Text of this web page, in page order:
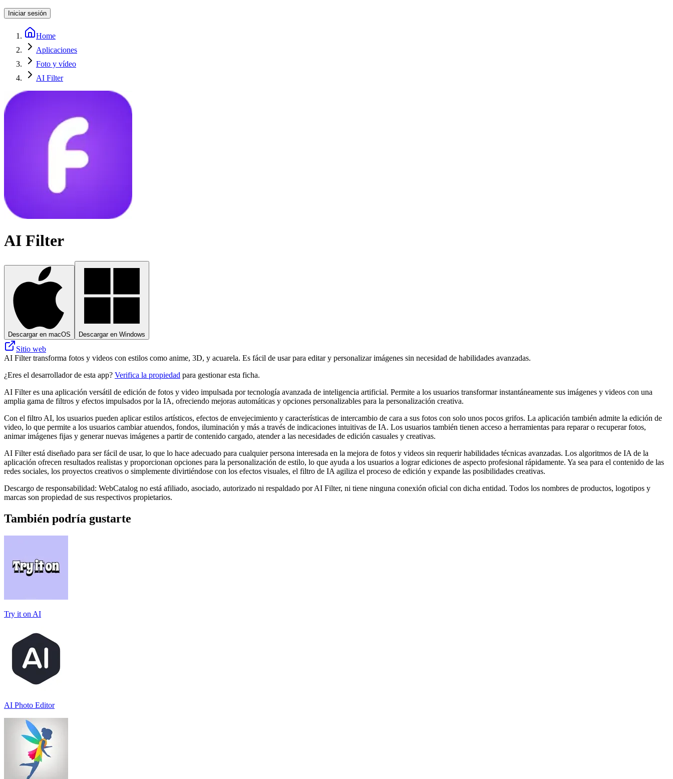
Iniciar sesión
Home
Aplicaciones
Foto y vídeo
AI Filter
AI Filter
Descargar en macOS Descargar en Windows
Sitio web
AI Filter transforma fotos y videos con estilos como anime, 3D, y acuarela. Es fácil de usar para editar y personalizar imágenes sin necesidad de habilidades avanzadas.
¿Eres el desarrollador de esta app? Verifica la propiedad para gestionar esta ficha.
AI Filter es una aplicación versátil de edición de fotos y video impulsada por tecnología avanzada de inteligencia artificial. Permite a los usuarios transformar instantáneamente sus imágenes y videos con una
amplia gama de filtros y efectos impulsados ​​por la IA, ofreciendo mejoras automáticas y opciones personalizables para la personalización creativa.
Con el filtro AI, los usuarios pueden aplicar estilos artísticos, efectos de envejecimiento y características de intercambio de cara a sus fotos con solo unos pocos grifos. La aplicación también admite la edición de
video, lo que permite a los usuarios cambiar atuendos, fondos, iluminación y más a través de indicaciones intuitivas de IA. Los usuarios también tienen acceso a herramientas para reparar o recuperar fotos,
animar imágenes fijas y generar nuevas imágenes a partir de contenido cargado, atender a las necesidades de edición casuales y creativas.
AI Filter está diseñado para ser fácil de usar, lo que lo hace adecuado para cualquier persona interesada en la mejora de fotos y videos sin requerir habilidades técnicas avanzadas. Los algoritmos de IA de la
aplicación ofrecen resultados realistas y proporcionan opciones para la personalización de estilo, lo que ayuda a los usuarios a lograr ediciones de aspecto profesional rápidamente. Ya sea para el contenido de las
redes sociales, los proyectos creativos o simplemente divirtiéndose con los efectos visuales, el filtro de IA agiliza el proceso de edición y expande las posibilidades creativas.
Descargo de responsabilidad: WebCatalog no está afiliado, asociado, autorizado ni respaldado por AI Filter, ni tiene ninguna conexión oficial con dicha entidad. Todos los nombres de productos, logotipos y
marcas son propiedad de sus respectivos propietarios.
También podría gustarte
Try it on AI
AI Photo Editor